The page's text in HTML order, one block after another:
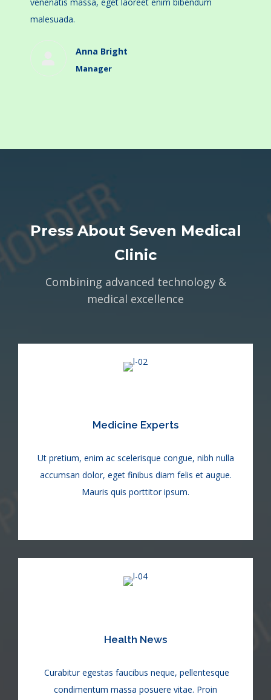
venenatis massa, eget laoreet enim bibendum
malesuada.
Anna Bright
Manager
Press About Seven Medical
Clinic
Combining advanced technology &
medical excellence
Medicine Experts
Ut pretium, enim ac scelerisque congue, nibh nulla
accumsan dolor, eget finibus diam felis et augue.
Mauris quis porttitor ipsum.
Health News
Curabitur egestas faucibus neque, pellentesque
condimentum massa posuere vitae. Proin